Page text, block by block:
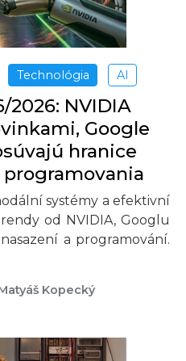
Technológia AI
2026: NVIDIA
Google
hranice
systémy a efektivní
od NVIDIA, Googlu
a programování.
Kopecký